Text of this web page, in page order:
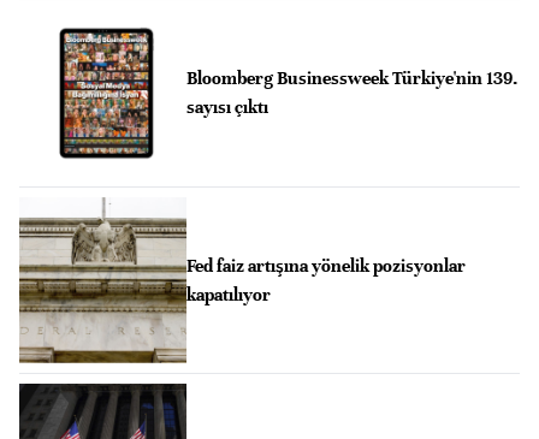
Bloomberg Businessweek Türkiye'nin 139.
sayısı çıktı
Fed faiz artışına yönelik pozisyonlar
kapatılıyor